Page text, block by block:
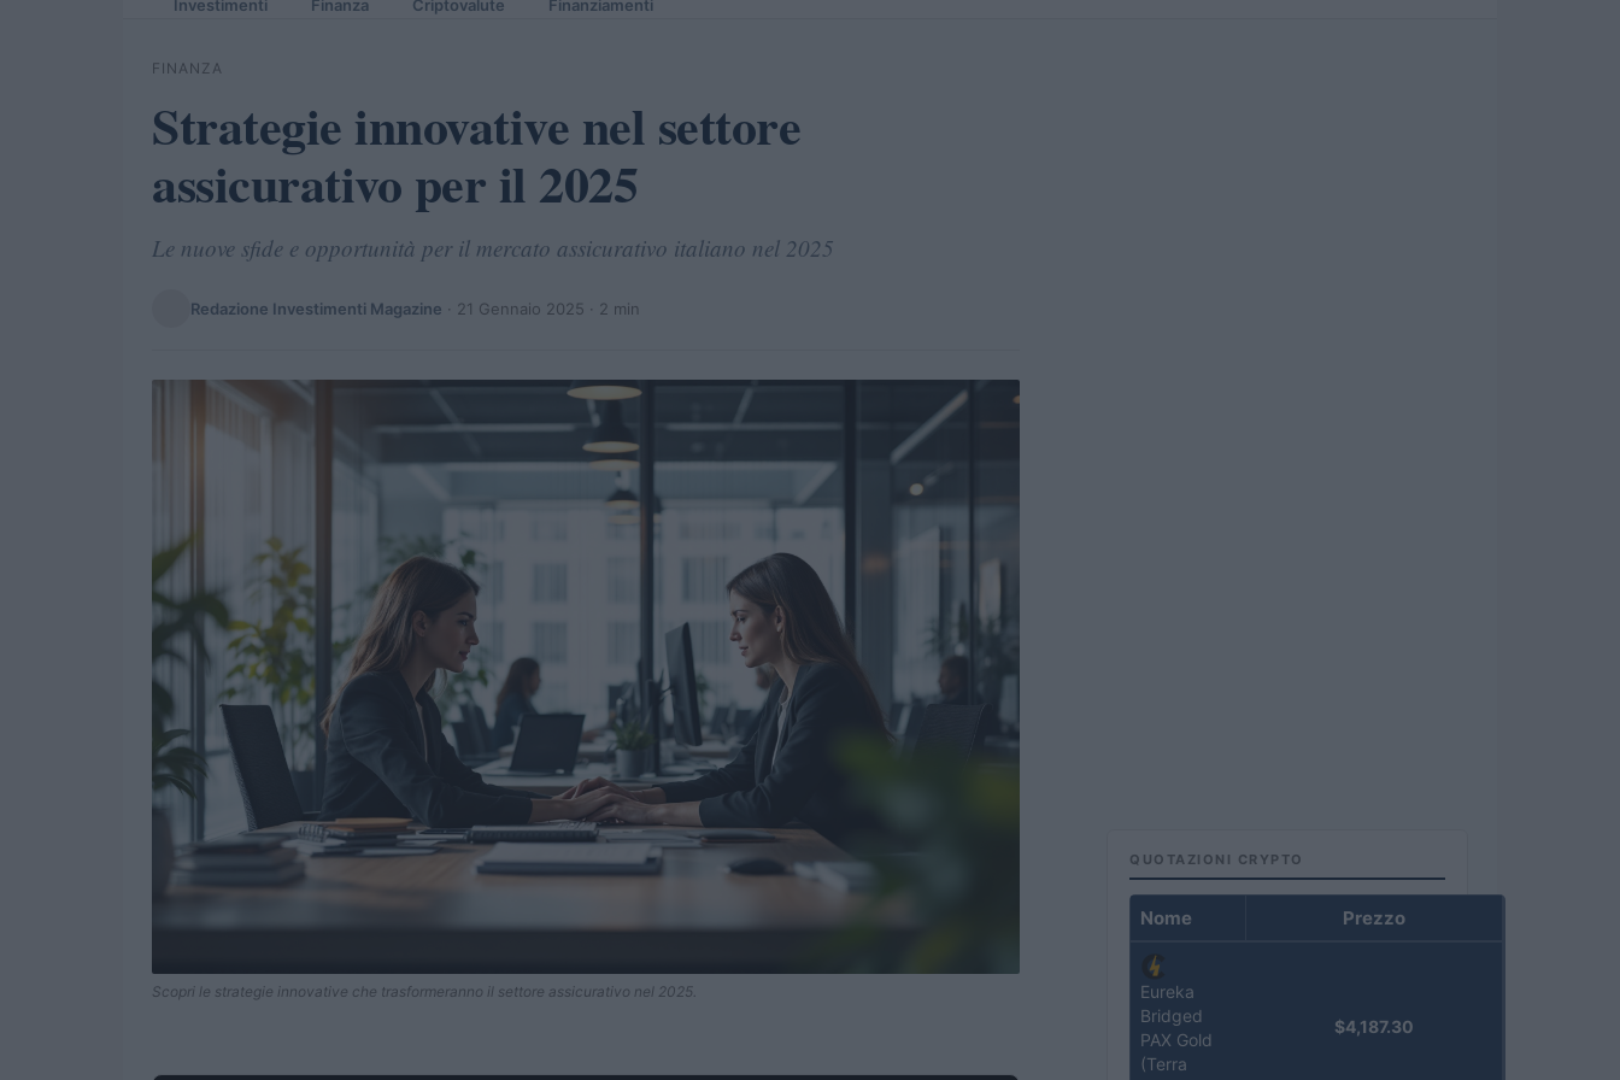
Investimenti Finanza Criptovalute Finanziamenti
FINANZA
Strategie innovative nel settore
assicurativo per il 2025
Le nuove sfide e opportunità per il mercato assicurativo italiano nel 2025
Redazione Investimenti Magazine · 21 Gennaio 2025 · 2 min
Scopri le strategie innovative che trasformeranno il settore assicurativo nel 2025.
QUOTAZIONI CRYPTO
Nome Prezzo
Eureka
Bridged
PAX Gold
(Terra
$4,187.30